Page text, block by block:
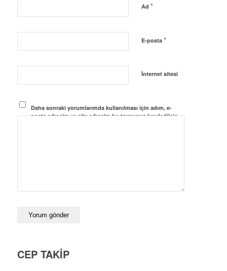
Ad *
E-posta *
İnternet sitesi
Daha sonraki yorumlarımda kullanılması için adım, e-
posta adresim ve site adresim bu tarayıcıya kaydedilsin.
CEP TAKİP